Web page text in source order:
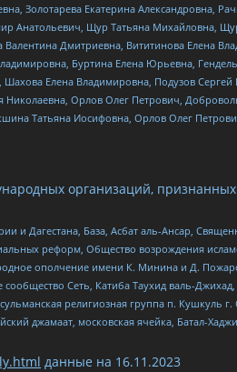
Золотарева Екатерина Александровна,
Анатольевич, Щур Татьяна Михайловна,
Дмитриевна, Вититинова Елена
Буртина Елена Юрьевна,
Елена Владимировна, Подузов
Орлов Олег Петрович,
Татьяна Иосифовна, Орлов Олег
организаций, признанных
Дагестана, База, Асбат аль-Ансар,
реформ, Общество возрождения
ополчение имени К. Минина и Д.
Сеть, Катиба Таухид валь-
религиозная группа п.
джамаат, московская ячейка, Батал-
данные на 16.11.2023